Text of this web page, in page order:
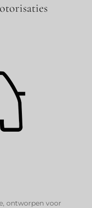
ontworpen voor